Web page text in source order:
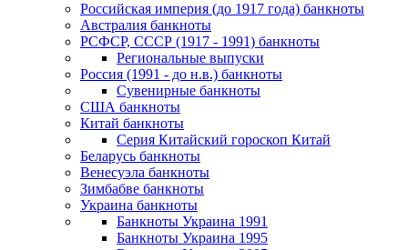
Российская империя (до 1917 года) банкноты
Австралия банкноты
РСФСР, СССР (1917 - 1991) банкноты
Региональные выпуски
Россия (1991 - до н.в.) банкноты
Сувенирные банкноты
США банкноты
Китай банкноты
Серия Китайский гороскоп Китай
Беларусь банкноты
Венесуэла банкноты
Зимбабве банкноты
Украина банкноты
Банкноты Украина 1991
Банкноты Украина 1995